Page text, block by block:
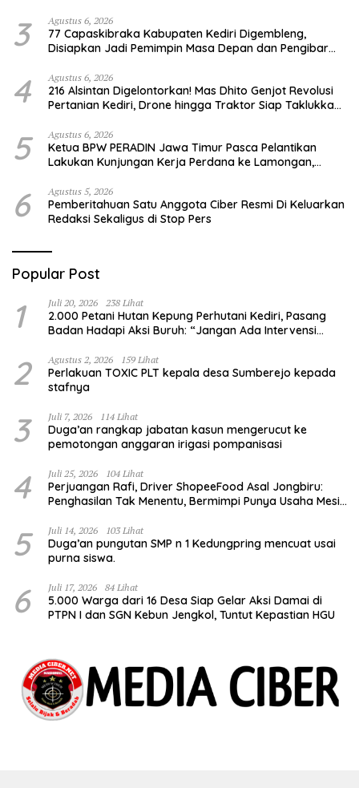
3 Agustus 6, 2026
77 Capaskibraka Kabupaten Kediri Digembleng,
Disiapkan Jadi Pemimpin Masa Depan dan Pengibar
4 Agustus 6, 2026
216 Alsintan Digelontorkan! Mas Dhito Genjot Revolusi
Pertanian Kediri, Drone hingga Traktor Siap Taklukkan
5 Agustus 6, 2026
Ketua BPW PERADIN Jawa Timur Pasca Pelantikan
Lakukan Kunjungan Kerja Perdana ke Lamongan,
6 Agustus 5, 2026
Pemberitahuan Satu Anggota Ciber Resmi Di Keluarkan
Redaksi Sekaligus di Stop Pers
Popular Post
1 Juli 20, 2026 238 Lihat
2.000 Petani Hutan Kepung Perhutani Kediri, Pasang
Badan Hadapi Aksi Buruh: “Jangan Ada Intervensi
2 Agustus 2, 2026 159 Lihat
Perlakuan TOXIC PLT kepala desa Sumberejo kepada
stafnya
3 Juli 7, 2026 114 Lihat
Duga’an rangkap jabatan kasun mengerucut ke
pemotongan anggaran irigasi pompanisasi
4 Juli 25, 2026 104 Lihat
Perjuangan Rafi, Driver ShopeeFood Asal Jongbiru:
Penghasilan Tak Menentu, Bermimpi Punya Usaha Mesin
5 Juli 14, 2026 103 Lihat
Duga’an pungutan SMP n 1 Kedungpring mencuat usai
purna siswa.
6 Juli 17, 2026 84 Lihat
5.000 Warga dari 16 Desa Siap Gelar Aksi Damai di
PTPN I dan SGN Kebun Jengkol, Tuntut Kepastian HGU